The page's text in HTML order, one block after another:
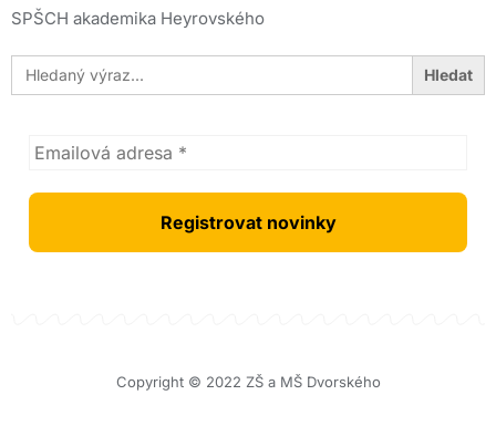
SPŠCH akademika Heyrovského
Search
for:
Copyright © 2022 ZŠ a MŠ Dvorského